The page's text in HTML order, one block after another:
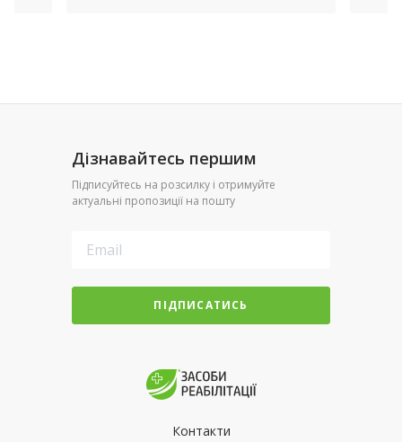
Дізнавайтесь першим
Підписуйтесь на розсилку і отримуйте
актуальні пропозиції на пошту
ПІДПИСАТИСЬ
Контакти